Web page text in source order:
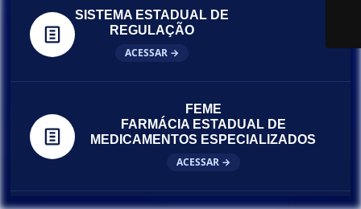
SISTEMA ESTADUAL DE
REGULAÇÃO
ACESSAR →
FEME
FARMÁCIA ESTADUAL DE
MEDICAMENTOS ESPECIALIZADOS
ACESSAR →